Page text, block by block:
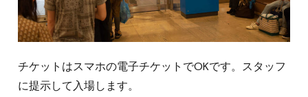
チケットはスマホの電子チケットでOKです。スタッフ
に提示して入場します。